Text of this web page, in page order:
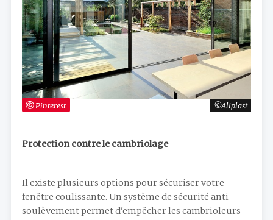
Aliplast
Pinterest
Protection contre le cambriolage
Il existe plusieurs options pour sécuriser votre
fenêtre coulissante. Un système de sécurité anti-
soulèvement permet d'empêcher les cambrioleurs